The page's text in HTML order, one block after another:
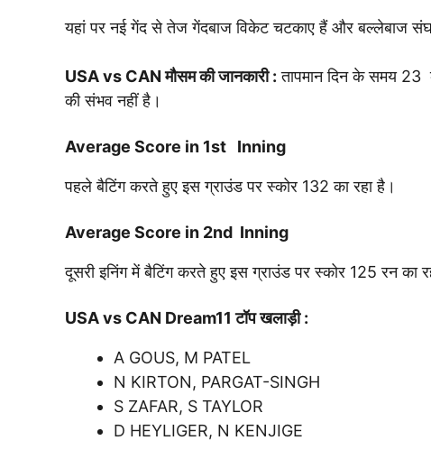
यहां पर नई गेंद से तेज गेंदबाज विकेट चटकाए हैं और बल्लेबाज
USA vs CANमौसम की जानकारी : तापमान दिन के समय 23
की संभव नहीं है।
Average Score in 1st Inning
पहले बैटिंग करते हुए इस ग्राउंड पर स्कोर 132 का रहा है।
Average Score in 2nd Inning
दूसरी इनिंग में बैटिंग करते हुए इस ग्राउंड पर स्कोर 125 रन का
USA vs CAN Dream11 टॉप खलाड़ी :
A GOUS, M PATEL
N KIRTON, PARGAT-SINGH
S ZAFAR, S TAYLOR
D HEYLIGER, N KENJIGE